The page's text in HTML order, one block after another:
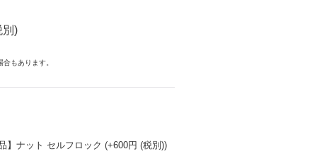
別)
もあります。
】ナット セルフロック (+600円 (税別))